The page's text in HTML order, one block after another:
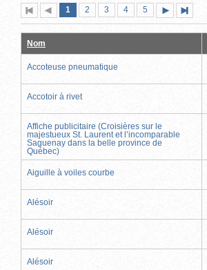
Première
page
Page
précédente
Page
1 (page
actuelle)
Page
2 Page
3 Page
4 Page
5
suivante
page
Nom
Accoteuse pneumatique
Accotoir à rivet
Affiche publicitaire (Croisières sur le
majestueux St. Laurent et l’incomparable
Saguenay dans la belle province de
Québec)
Aiguille à voiles courbe
Alésoir
Alésoir
Alésoir